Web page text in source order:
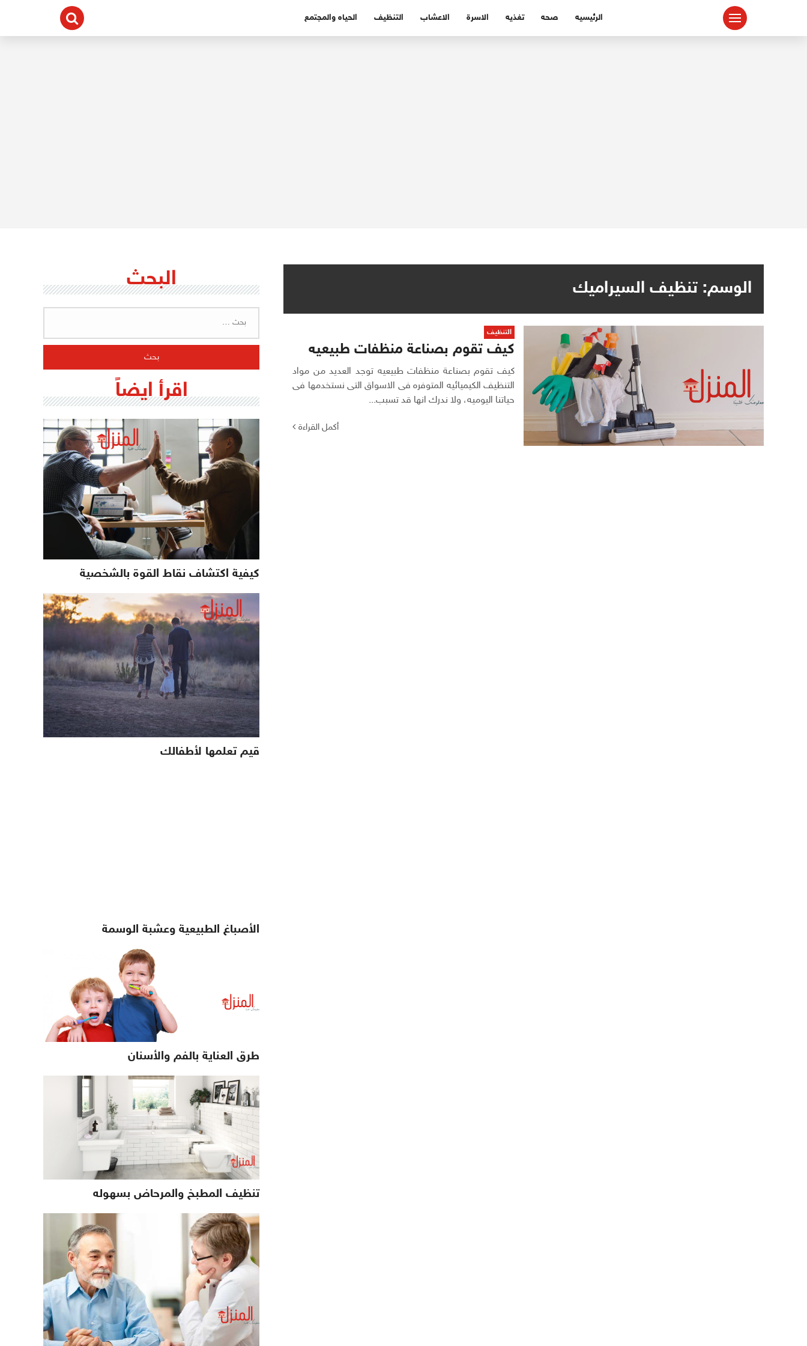
الرئيسيه صحه تغذيه الاسرة الاعشاب التنظيف الحياه والمجتمع
الوسم: تنظيف السيراميك
التنظيف
كيف تقوم بصناعة منظفات طبيعيه
كيف تقوم بصناعة منظفات طبيعيه توجد العديد من مواد
التنظيف الكيميائيه المتوفره فى الاسواق التى نستخدمها فى
حياتنا اليوميه، ولا ندرك انها قد تسبب...
أكمل القراءة
البحث
اقرأ ايضاً
كيفية اكتشاف نقاط القوة بالشخصية
قيم تعلمها لأطفالك
الأصباغ الطبيعية وعشبة الوسمة
طرق العناية بالفم والأسنان
تنظيف المطبخ والمرحاض بسهوله